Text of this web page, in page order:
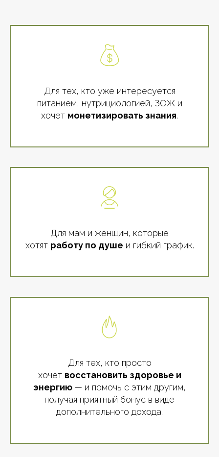
Для тех, кто уже интересуется
питанием, нутрициологией, ЗОЖ и
хочет монетизировать знания.
Для мам и женщин, которые
хотят работу по душе и гибкий график.
Для тех, кто просто
хочет восстановить здоровье и
энергию — и помочь с этим другим,
получая приятный бонус в виде
дополнительного дохода.